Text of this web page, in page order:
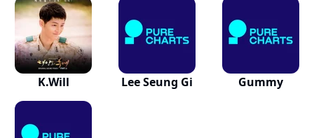
K.Will Lee Seung Gi Gummy